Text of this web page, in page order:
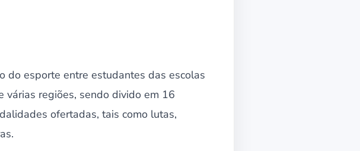
do esporte entre estudantes das escolas
várias regiões, sendo divido em 16
ofertadas, tais como lutas,